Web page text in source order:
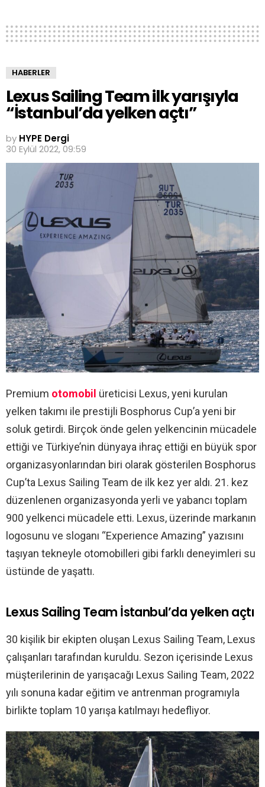
HABERLER
Lexus Sailing Team ilk yarışıyla
“İstanbul’da yelken açtı”
by HYPE Dergi
30 Eylül 2022, 09:59
Premium otomobil üreticisi Lexus, yeni kurulan
yelken takımı ile prestijli Bosphorus Cup’a yeni bir
soluk getirdi. Birçok önde gelen yelkencinin mücadele
ettiği ve Türkiye’nin dünyaya ihraç ettiği en büyük spor
organizasyonlarından biri olarak gösterilen Bosphorus
Cup’ta Lexus Sailing Team de ilk kez yer aldı. 21. kez
düzenlenen organizasyonda yerli ve yabancı toplam
900 yelkenci mücadele etti. Lexus, üzerinde markanın
logosunu ve sloganı “Experience Amazing” yazısını
taşıyan tekneyle otomobilleri gibi farklı deneyimleri su
üstünde de yaşattı.
Lexus Sailing Team İstanbul’da yelken açtı
30 kişilik bir ekipten oluşan Lexus Sailing Team, Lexus
çalışanları tarafından kuruldu. Sezon içerisinde Lexus
müşterilerinin de yarışacağı Lexus Sailing Team, 2022
yılı sonuna kadar eğitim ve antrenman programıyla
birlikte toplam 10 yarışa katılmayı hedefliyor.